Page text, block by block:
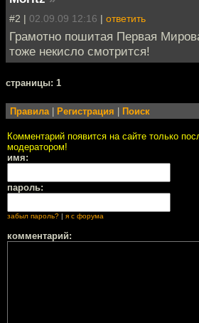
#2 | 02.09.09 12:16 | ответить
Грамотно пошитая Первая
тоже некисло смотрится!
cтраницы: 1
Правила Регистрация Поиск
Комментарий появится на сайте только
модератором!
имя:
пароль:
забыл пароль? | я с форума
комментарий: